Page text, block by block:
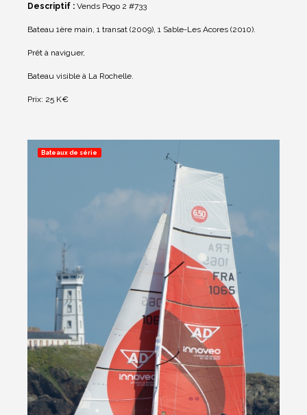
Descriptif : Vends Pogo 2 #733
Bateau 1ère main, 1 transat (2009), 1 Sable-Les Acores (2010).
Prêt à naviguer,
Bateau visible à La Rochelle.
Prix: 25 K€
Bateaux de série